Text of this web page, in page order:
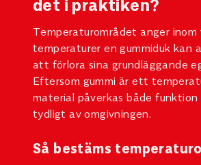
Temperaturområdet anger inom
temperaturer en gummiduk kan
att förlora sina grundläggande
Eftersom gummi är ett
material påverkas både funktion
tydligt av omgivningen.
Så bestäms